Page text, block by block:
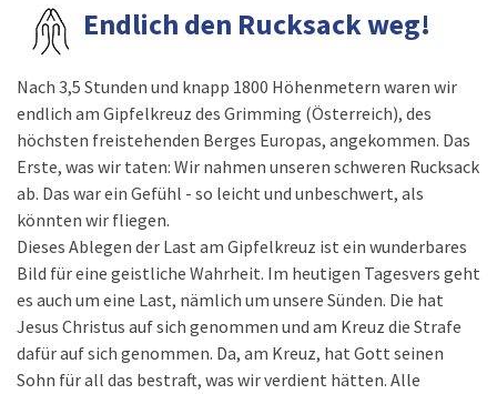
Endlich den Rucksack weg!
Nach 3,5 Stunden und knapp 1800 Höhenmetern waren wir
endlich am Gipfelkreuz des Grimming (Österreich), des
höchsten freistehenden Berges Europas, angekommen. Das
Erste, was wir taten: Wir nahmen unseren schweren Rucksack
ab. Das war ein Gefühl - so leicht und unbeschwert, als
könnten wir fliegen.
Dieses Ablegen der Last am Gipfelkreuz ist ein wunderbares
Bild für eine geistliche Wahrheit. Im heutigen Tagesvers geht
es auch um eine Last, nämlich um unsere Sünden. Die hat
Jesus Christus auf sich genommen und am Kreuz die Strafe
dafür auf sich genommen. Da, am Kreuz, hat Gott seinen
Sohn für all das bestraft, was wir verdient hätten. Alle